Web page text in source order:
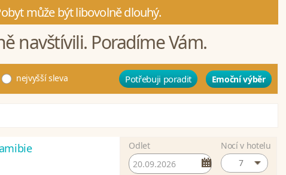
může být libovolně dlouhý.
navštívili. Poradíme Vám.
nejvyšší sleva Potřebuji poradit Emoční výběr
Odlet
Nocí v hotelu
7